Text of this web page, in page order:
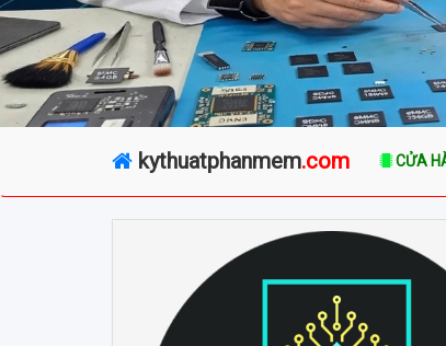
kythuatphanmem.com CỬA